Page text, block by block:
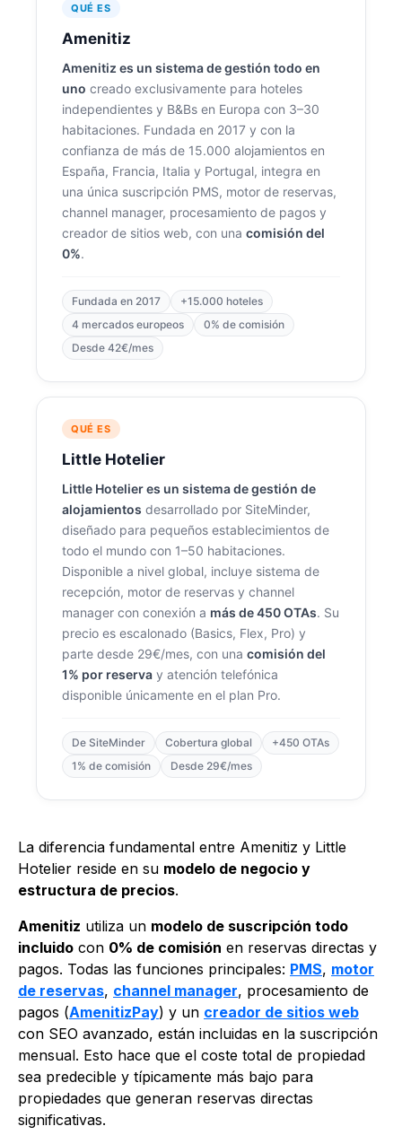
QUÉ ES
Amenitiz
Amenitiz es un sistema de gestión todo en
uno creado exclusivamente para hoteles
independientes y B&Bs en Europa con 3–30
habitaciones. Fundada en 2017 y con la
confianza de más de 15.000 alojamientos en
España, Francia, Italia y Portugal, integra en
una única suscripción PMS, motor de reservas,
channel manager, procesamiento de pagos y
creador de sitios web, con una comisión del
0%.
Fundada en 2017
+15.000 hoteles
4 mercados europeos
0% de comisión
Desde 42€/mes
QUÉ ES
Little Hotelier
Little Hotelier es un sistema de gestión de
alojamientos desarrollado por SiteMinder,
diseñado para pequeños establecimientos de
todo el mundo con 1–50 habitaciones.
Disponible a nivel global, incluye sistema de
recepción, motor de reservas y channel
manager con conexión a más de 450 OTAs. Su
precio es escalonado (Basics, Flex, Pro) y
parte desde 29€/mes, con una comisión del
1% por reserva y atención telefónica
disponible únicamente en el plan Pro.
De SiteMinder Cobertura global
+450 OTAs
1% de comisión
Desde 29€/mes
La diferencia fundamental entre Amenitiz y Little
Hotelier reside en su modelo de negocio y
estructura de precios.
Amenitiz utiliza un modelo de suscripción todo
incluido con 0% de comisión en reservas directas y
pagos. Todas las funciones principales: PMS, motor
de reservas, channel manager, procesamiento de
pagos (AmenitizPay) y un creador de sitios web
con SEO avanzado, están incluidas en la suscripción
mensual. Esto hace que el coste total de propiedad
sea predecible y típicamente más bajo para
propiedades que generan reservas directas
significativas.